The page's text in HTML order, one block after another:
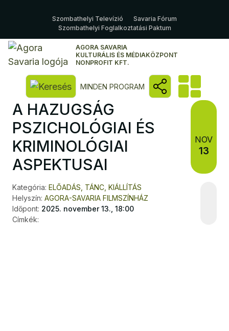
Szombathelyi Televízió
Savaria Fórum
Szombathelyi Foglalkoztatási Paktum
AGORA SAVARIA
KULTURÁLIS ÉS MÉDIAKÖZPONT
NONPROFIT KFT.
Kereső megnyitása
MINDEN PROGRAM
A HAZUGSÁG
PSZICHOLÓGIAI ÉS
KRIMINOLÓGIAI
ASPEKTUSAI
NOV
13
Kategória: ELŐADÁS, TÁNC, KIÁLLÍTÁS
Helyszín: AGORA-SAVARIA FILMSZÍNHÁZ
Időpont: 2025. november 13., 18:00
Címkék: